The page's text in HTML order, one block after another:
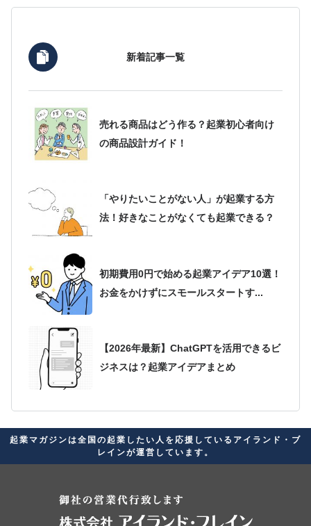
新着記事一覧
売れる商品はどう作る？起業初心者向け
の商品設計ガイド！
「やりたいことがない人」が起業する方
法！好きなことがなくても起業できる？
初期費用0円で始める起業アイデア10選！
お金をかけずにスモールスタートす...
【2026年最新】ChatGPTを活用できるビ
ジネスは？起業アイデアまとめ
ない人必見！自分に合ったビジネス...
起業家に向いている星座ランキング！経
営者の素質があると言われる星座を紹介
起業マガジンは全国の起業したい人を応援しているアイランド・ブ
レインが運営しています。